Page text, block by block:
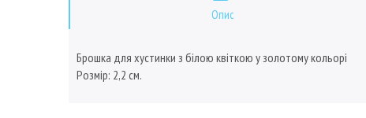
Опис
Брошка для хустинки з білою квіткою у золотому кольорі
Розмір: 2,2 см.